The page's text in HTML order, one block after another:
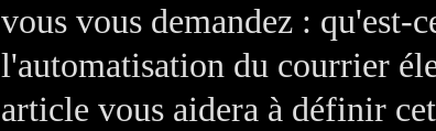
vous vous demandez : qu'est-
l'automatisation du courrier
article vous aidera à définir